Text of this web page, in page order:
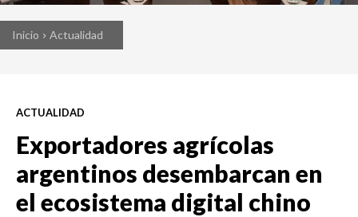
Inicio Actualidad
ACTUALIDAD
Exportadores agrícolas
argentinos desembarcan en
el ecosistema digital chino